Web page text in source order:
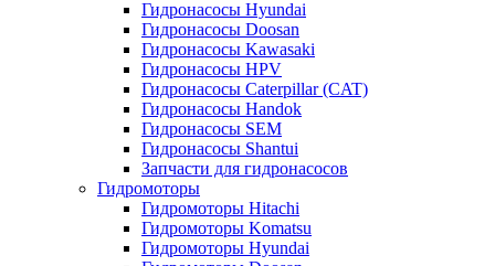
Гидронасосы Hyundai
Гидронасосы Doosan
Гидронасосы Kawasaki
Гидронасосы HPV
Гидронасосы Caterpillar (CAT)
Гидронасосы Handok
Гидронасосы SEM
Гидронасосы Shantui
Запчасти для гидронасосов
Гидромоторы
Гидромоторы Hitachi
Гидромоторы Komatsu
Гидромоторы Hyundai